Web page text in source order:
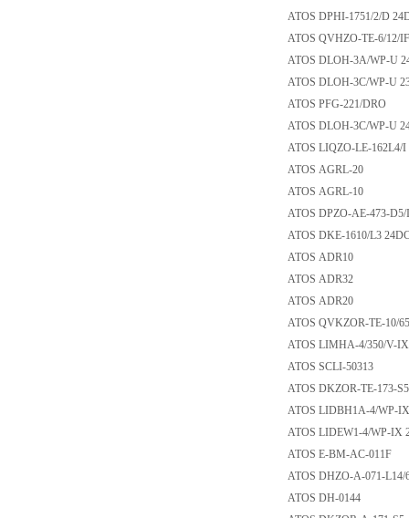
ATOS DPHI-1751/2/
ATOS QVHZO-TE-
ATOS DLOH-3A/
ATOS DLOH-3C/
ATOS PFG-221/
ATOS DLOH-3C/
ATOS LIQZO-LE-
ATOS AGRL-20
ATOS AGRL-10
ATOS DPZO-AE-
ATOS DKE-1610/L3
ATOS ADR10
ATOS ADR32
ATOS ADR20
ATOS QVKZOR-
ATOS LIMHA-4/
ATOS SCLI-50313
ATOS DKZOR-TE-
ATOS LIDBH1A-4/
ATOS LIDEW1-4/
ATOS E-BM-AC-
ATOS DHZO-A-
ATOS DH-0144